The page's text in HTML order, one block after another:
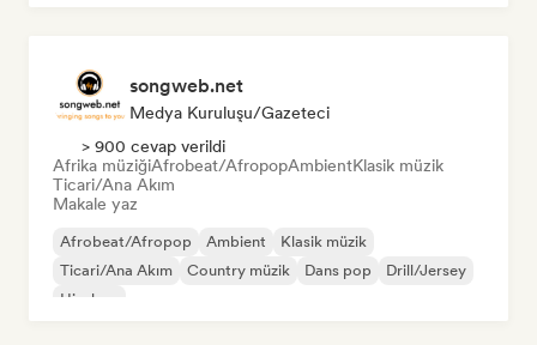
songweb.net
Medya Kuruluşu/Gazeteci
> 900 cevap verildi
Afrika müziğiAfrobeat/AfropopAmbientKlasik müzik
Ticari/Ana Akım
Makale yaz
Afrobeat/Afropop Ambient
Klasik müzik
Ticari/Ana Akım
Country müzik Dans pop
Drill/Jersey
Hip-hop